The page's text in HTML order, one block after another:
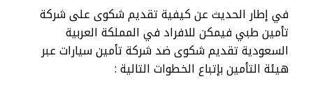
في إطار الحديث عن كيفية تقديم شكوى على شركة
تأمين طبي فيمكن للافراد في المملكة العربية
السعودية تقديم شكوى ضد شركة تأمين سيارات عبر
هيئة التأمين بإتباع الخطوات التالية :